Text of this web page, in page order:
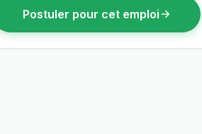
Postuler pour cet emploi